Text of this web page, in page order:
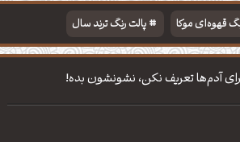
قهوه‌ای موکا
پالت رنگ ترند سال
مذهبی
تایپوگرافی شعر مولانا
آدم‌ها تعریف نکن، نشونشون بده!